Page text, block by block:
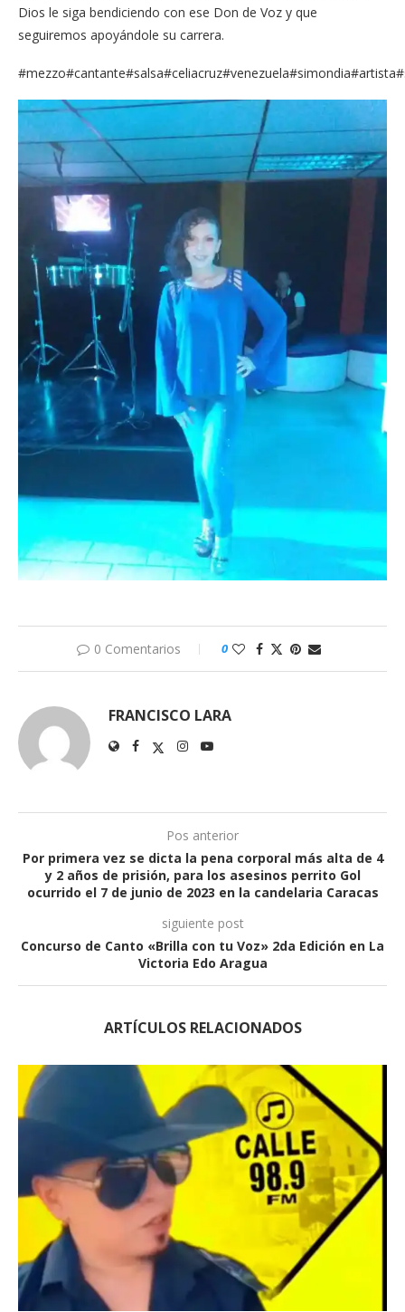
Dios le siga bendiciendo con ese Don de Voz y que
seguiremos apoyándole su carrera.
0 Comentarios 0
FRANCISCO LARA
Pos anterior
Por primera vez se dicta la pena corporal más alta de 4
y 2 años de prisión, para los asesinos perrito Gol
ocurrido el 7 de junio de 2023 en la candelaria Caracas
siguiente post
Concurso de Canto «Brilla con tu Voz» 2da Edición en La
Victoria Edo Aragua
ARTÍCULOS RELACIONADOS